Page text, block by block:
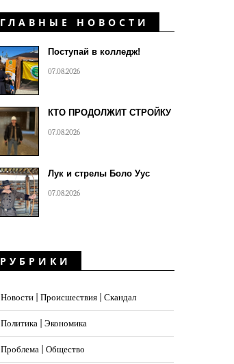
ГЛАВНЫЕ НОВОСТИ
Поступай в колледж!
07.08.2026
КТО ПРОДОЛЖИТ СТРОЙКУ
07.08.2026
Лук и стрелы Боло Уус
07.08.2026
РУБРИКИ
Новости | Происшествия | Скандал
Политика | Экономика
Проблема | Общество